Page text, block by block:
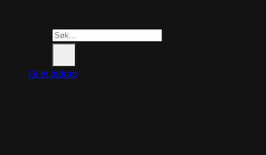
Search
for:
Gi et bidrag